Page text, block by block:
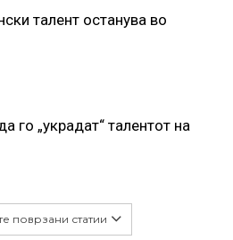
талент останува во
го „украдат“ талентот на
поврзани статии